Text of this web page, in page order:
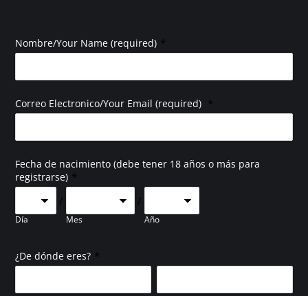
Nombre/Your Name (required) *
Correo Electronico/Your Email (required) *
Fecha de nacimiento (debe tener 18 años o más para
registrarse) *
Día
/
Mes
/
Año
¿De dónde eres? *